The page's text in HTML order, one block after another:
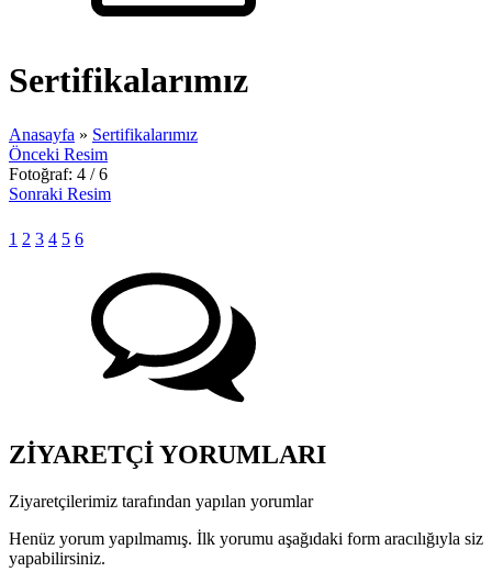
Sertifikalarımız
Anasayfa » Sertifikalarımız
Önceki Resim
Fotoğraf: 4 / 6
Sonraki Resim
1 2 3 4 5 6
ZİYARETÇİ YORUMLARI
Ziyaretçilerimiz tarafından yapılan yorumlar
Henüz yorum yapılmamış. İlk yorumu aşağıdaki form aracılığıyla siz
yapabilirsiniz.